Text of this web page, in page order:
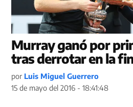
Murray ganó por
tras derrotar en la
por Luis Miguel Guerrero
15 de mayo del 2016 - 18:41:48